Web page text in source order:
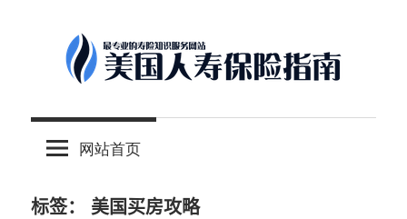
content
美
最
的
网站首页
标签： 美国买房攻略